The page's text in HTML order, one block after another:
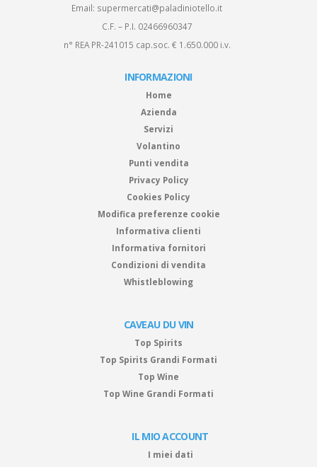
Email: supermercati@paladiniotello.it
C.F. – P.I. 02466960347
n° REA PR-241015 cap.soc. € 1.650.000 i.v.
INFORMAZIONI
Home
Azienda
Servizi
Volantino
Punti vendita
Privacy Policy
Cookies Policy
Modifica preferenze cookie
Informativa clienti
Informativa fornitori
Condizioni di vendita
Whistleblowing
CAVEAU DU VIN
Top Spirits
Top Spirits Grandi Formati
Top Wine
Top Wine Grandi Formati
IL MIO ACCOUNT
I miei dati